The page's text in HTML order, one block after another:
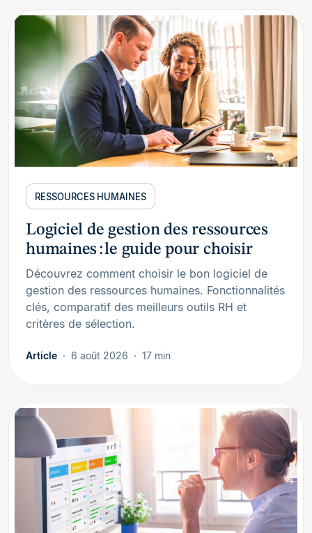
RESSOURCES HUMAINES
Logiciel de gestion des ressources
humaines : le guide pour choisir
Découvrez comment choisir le bon logiciel de
gestion des ressources humaines. Fonctionnalités
clés, comparatif des meilleurs outils RH et
critères de sélection.
Article 6 août 2026 17 min